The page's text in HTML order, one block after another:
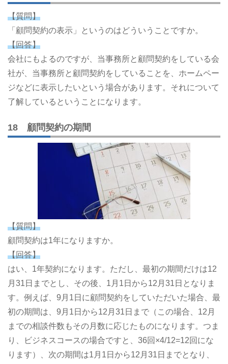
【質問】
「顧問契約の表示」というのはどういうことですか。
【回答】
会社にもよるのですが、当事務所と顧問契約をしている会
社が、当事務所と顧問契約をしていることを、ホームペー
ジなどに表示したいという場合があります。それについて
了解しているということになります。
18 顧問契約の期間
【質問】
顧問契約は1年になりますか。
【回答】
はい、1年契約になります。ただし、最初の期間だけは12
月31日までとし、その後、1月1日から12月31日となりま
す。例えば、9月1日に顧問契約をしていただいた場合、最
初の期間は、9月1日から12月31日まで（この場合、12月
までの相談件数もその月数に応じたものになります。つま
り、ビジネスコースの場合ですと、36回×4/12=12回にな
ります）、次の期間は1月1日から12月31日までとなり、